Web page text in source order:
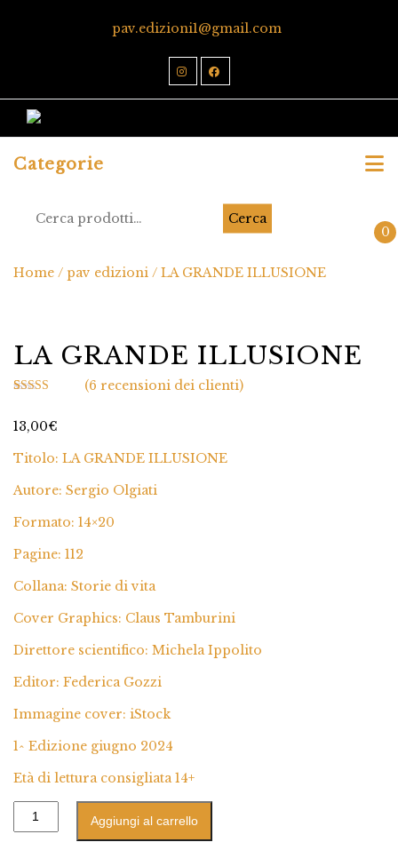
pav.edizioni1@gmail.com
Categorie
Cerca
0
Home / pav edizioni / LA GRANDE ILLUSIONE
LA GRANDE ILLUSIONE
direcensioni
(6 recensioni dei clienti)
13,00€
Titolo: LA GRANDE ILLUSIONE
Autore: Sergio Olgiati
Formato: 14×20
Pagine: 112
Collana: Storie di vita
Cover Graphics: Claus Tamburini
Direttore scientifico: Michela Ippolito
Editor: Federica Gozzi
Immagine cover: iStock
1^ Edizione giugno 2024
Età di lettura consigliata 14+
Aggiungi al carrello